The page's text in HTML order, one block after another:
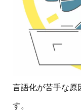
言語化が苦手な原
す。